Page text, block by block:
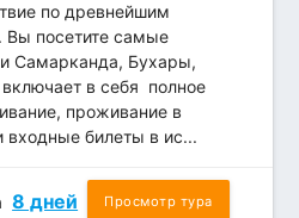
по древнейшим
Вы посетите самые
Самарканда, Бухары,
в себя полное
проживание в
входные билеты в ис...
8 дней Просмотр тура